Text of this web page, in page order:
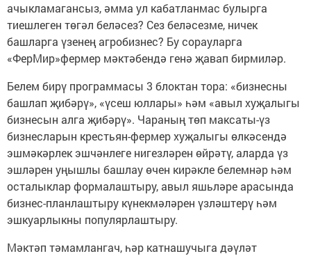
ачыкламагансыз, әмма ул кабатланмас булырга
тиешлеген төгәл беләсез? Сез беләсезме, ничек
башларга үзенең агробизнес? Бу сорауларга
«ФерМир»фермер мәктәбендә генә җавап бирмиләр.
Белем бирү программасы 3 блоктан тора: «бизнесны
башлап җибәрү», «үсеш юллары» һәм «авыл хуҗалыгы
бизнесын алга җибәрү». Чараның төп максаты-үз
бизнесларын крестьян-фермер хуҗалыгы өлкәсендә
эшмәкәрлек эшчәнлеге нигезләрен өйрәтү, аларда үз
эшләрен уңышлы башлау өчен кирәкле белемнәр һәм
осталыклар формалаштыру, авыл яшьләре арасында
бизнес-планлаштыру күнекмәләрен үзләштерү һәм
эшкуарлыкны популярлаштыру.
Мәктәп тәмамлангач, һәр катнашучыга дәүләт